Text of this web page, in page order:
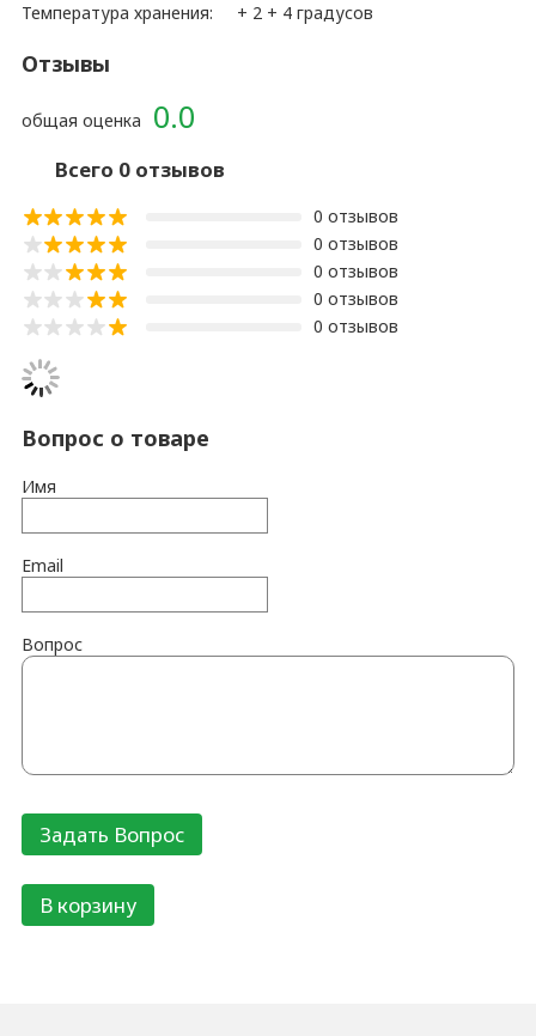
Температура хранения:
+ 2 + 4 градусов
Отзывы
0.0
общая оценка
Всего 0 отзывов
0 отзывов
0 отзывов
0 отзывов
0 отзывов
0 отзывов
Вопрос о товаре
Имя
Email
Вопрос
В корзину